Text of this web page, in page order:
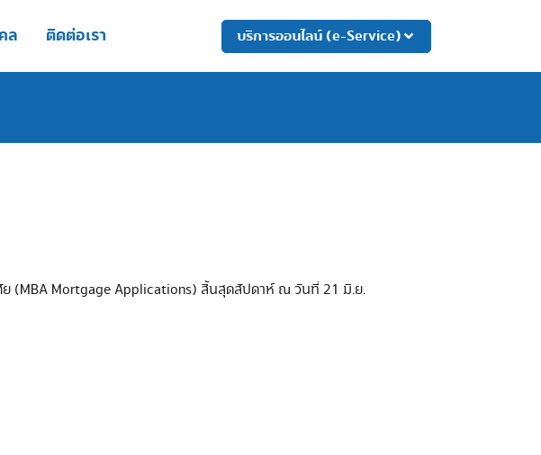
ล ติดต่อเรา บริการออนไลน์ (e-Service)
ย (MBA Mortgage Applications) สิ้นสุดสัปดาห์ ณ วันที่ 21 มิ.ย.